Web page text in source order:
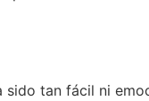
sido tan fácil ni